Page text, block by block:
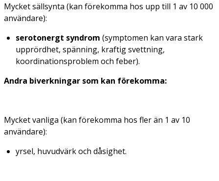
Mycket sällsynta (kan förekomma hos upp till 1 av 10 000
användare):
serotonergt syndrom (symptomen kan vara stark
upprördhet, spänning, kraftig svettning,
koordinationsproblem och feber).
Andra biverkningar som kan förekomma:
Mycket vanliga (kan förekomma hos fler än 1 av 10
användare):
yrsel, huvudvärk och dåsighet.